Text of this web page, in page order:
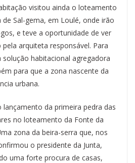
visitou ainda o loteamento
Sal-gema, em Loulé, onde irão
e teve a oportunidade de ver
arquiteta responsável. Para
habitacional agregadora
para que a zona nascente da
urbana.
lançamento da primeira pedra das
no loteamento da Fonte da
zona da beira-serra que, nos
o presidente da Junta,
uma forte procura de casas,